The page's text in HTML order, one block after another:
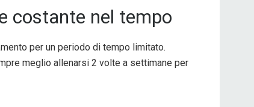
costante nel tempo
per un periodo di tempo limitato.
meglio allenarsi 2 volte a settimane per